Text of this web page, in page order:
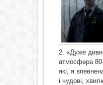
«Дуже
атмосфера 80-
які, я
і чудові,